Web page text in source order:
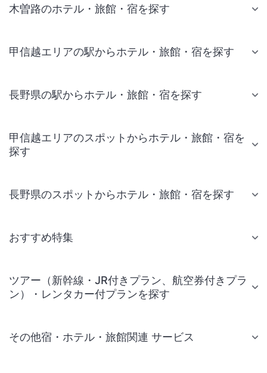
木曽路のホテル・旅館・宿を探す
甲信越エリアの駅からホテル・旅館・宿を探す
長野県の駅からホテル・旅館・宿を探す
甲信越エリアのスポットからホテル・旅館・宿を
探す
長野県のスポットからホテル・旅館・宿を探す
おすすめ特集
ツアー（新幹線・JR付きプラン、航空券付きプラ
ン）・レンタカー付プランを探す
その他宿・ホテル・旅館関連 サービス